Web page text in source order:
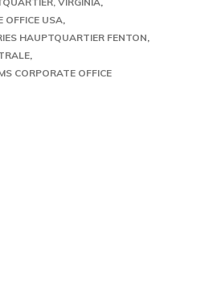
OFFICE USA
HAUPTQUARTIER FENTON
CORPORATE OFFICE